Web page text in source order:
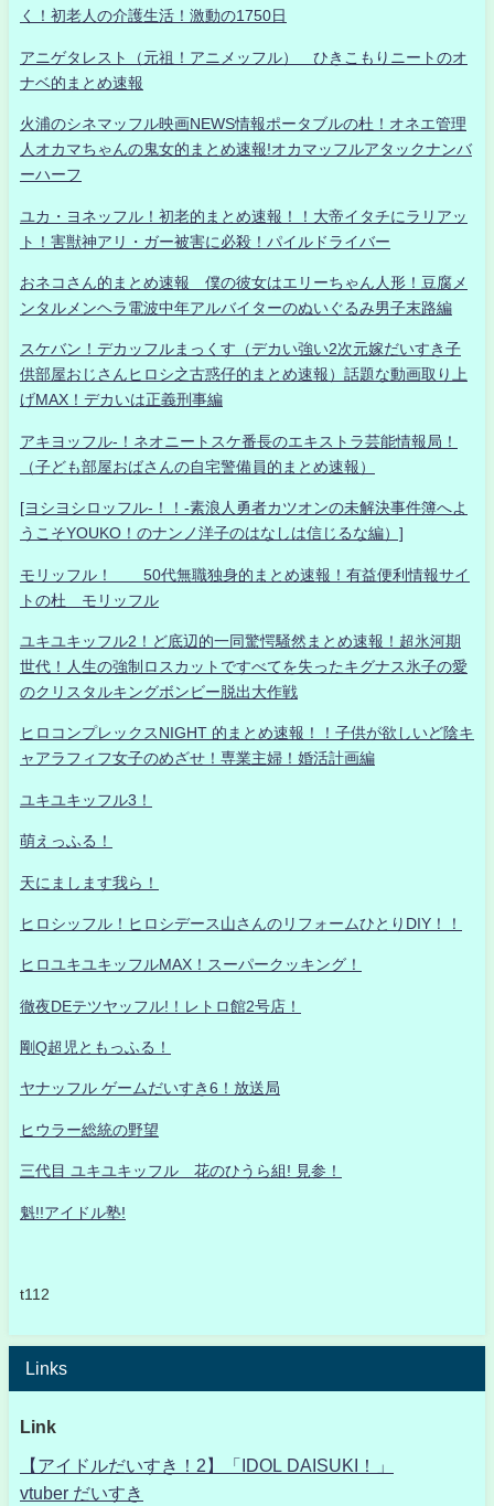
く！初老人の介護生活！激動の1750日
アニゲタレスト（元祖！アニメッフル） ひきこもりニートのオ
ナベ的まとめ速報
火浦のシネマッフル映画NEWS情報ポータブルの杜！オネエ管理
人オカマちゃんの鬼女的まとめ速報!オカマッフルアタックナンバ
ーハーフ
ユカ・ヨネッフル！初老的まとめ速報！！大帝イタチにラリアッ
ト！害獣神アリ・ガー被害に必殺！パイルドライバー
おネコさん的まとめ速報 僕の彼女はエリーちゃん人形！豆腐メ
ンタルメンヘラ電波中年アルバイターのぬいぐるみ男子末路編
スケバン！デカッフルまっくす（デカい強い2次元嫁だいすき子
供部屋おじさんヒロシ之古惑仔的まとめ速報）話題な動画取り上
げMAX！デカいは正義刑事編
アキヨッフル-！ネオニートスケ番長のエキストラ芸能情報局！
（子ども部屋おばさんの自宅警備員的まとめ速報）
[ヨシヨシロッフル-！！-素浪人勇者カツオンの未解決事件簿へよ
うこそYOUKO！のナンノ洋子のはなしは信じるな編）]
モリッフル！ 50代無職独身的まとめ速報！有益便利情報サイ
トの杜 モリッフル
ユキユキッフル2！ど底辺的一同驚愕騒然まとめ速報！超氷河期
世代！人生の強制ロスカットですべてを失ったキグナス氷子の愛
のクリスタルキングボンビー脱出大作戦
ヒロコンプレックスNIGHT 的まとめ速報！！子供が欲しいど陰キ
ャアラフィフ女子のめざせ！専業主婦！婚活計画編
ユキユキッフル3！
萌えっふる！
天にまします我ら！
ヒロシッフル！ヒロシデース山さんのリフォームひとりDIY！！
ヒロユキユキッフルMAX！スーパークッキング！
徹夜DEテツヤッフル!！レトロ館2号店！
剛Q超児ともっふる！
ヤナッフル ゲームだいすき6！放送局
ヒウラー総統の野望
三代目 ユキユキッフル 花のひうら組! 見参！
魁!!アイドル塾!
t112
Links
Link
【アイドルだいすき！2】「IDOL DAISUKI！」
vtuber だいすき